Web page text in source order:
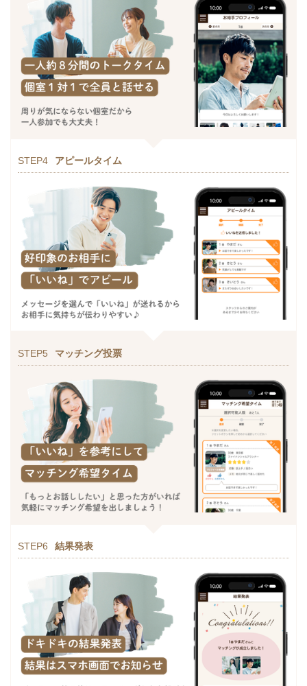
STEP4 アピールタイム
STEP5 マッチング投票
STEP6 結果発表